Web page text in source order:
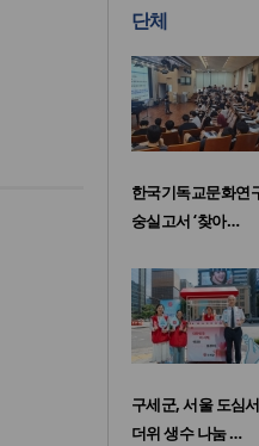
단체
한국기독교문화연
숭실고서 ‘찾아…
구세군, 서울 도심서
더위 생수 나눔 …